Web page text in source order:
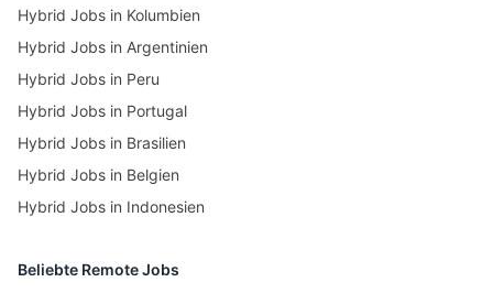
Hybrid Jobs in Kolumbien
Hybrid Jobs in Argentinien
Hybrid Jobs in Peru
Hybrid Jobs in Portugal
Hybrid Jobs in Brasilien
Hybrid Jobs in Belgien
Hybrid Jobs in Indonesien
Beliebte Remote Jobs